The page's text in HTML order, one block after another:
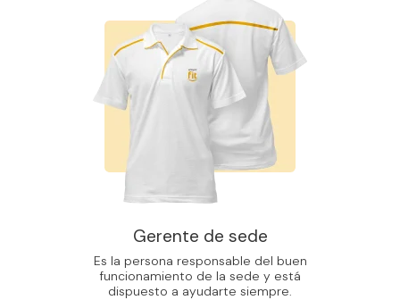
Gerente de sede
Es la persona responsable del buen
funcionamiento de la sede y está
dispuesto a ayudarte siempre.